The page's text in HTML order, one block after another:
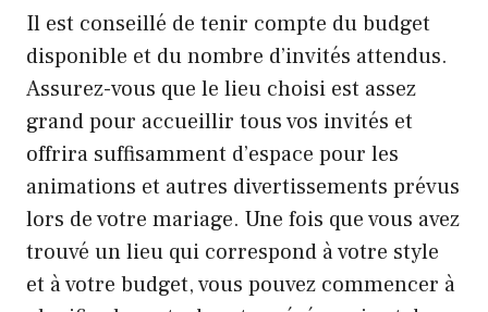
Il est conseillé de tenir compte du budget
disponible et du nombre d’invités attendus.
Assurez-vous que le lieu choisi est assez
grand pour accueillir tous vos invités et
offrira suffisamment d’espace pour les
animations et autres divertissements prévus
lors de votre mariage. Une fois que vous avez
trouvé un lieu qui correspond à votre style
et à votre budget, vous pouvez commencer à